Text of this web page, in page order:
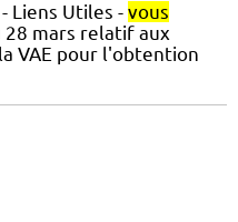
- Liens Utiles - vous
mars relatif aux
VAE pour l'obtention